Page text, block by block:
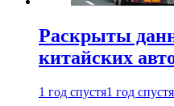
Раскрыты
китайских
1 год спустя1 год спустя